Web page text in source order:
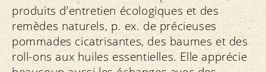
produits d’entretien écologiques et des
remèdes naturels, p. ex. de précieuses
pommades cicatrisantes, des baumes et des
roll-ons aux huiles essentielles. Elle apprécie